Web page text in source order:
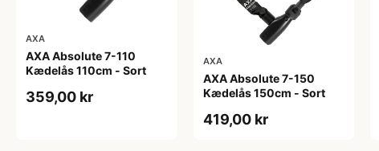
AXA
AXA Absolute 7-110
Kædelås 110cm - Sort
359,00 kr
AXA
AXA Absolute 7-150
Kædelås 150cm - Sort
419,00 kr